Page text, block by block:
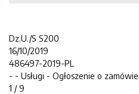
Dz.U./S S200
16/10/2019
486497-2019-PL
- - Usługi - Ogłoszenie o
1 / 9